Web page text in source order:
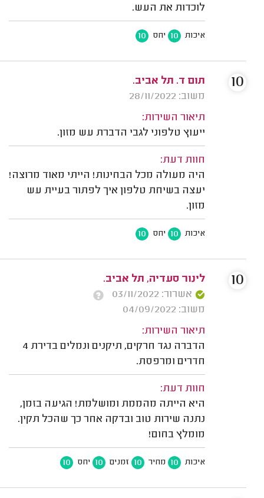
לוכדות את העש.
איכות 10 יחס 10
תום ד. תל אביב.
משוב: 28/11/2022
תיאור השירות:
ייעוץ טלפוני לגבי הדברת עש מזון.
חוות דעת:
היה מעולה מכל הבחינות! הייתי מאוד מרוצה!
יעצה בשיחת טלפון איך לפתור בעיית עש
מזון.
איכות 10 יחס 10
10
לינור סעדיה, תל אביב.
אשרור: 03/11/2022
משוב: 04/09/2022
תיאור השירות:
הדברה נגד חרקים, תיקנים ונמלים בדירת 4
חדרים ומרפסת.
חוות דעת:
היא הייתה מהממת ומושלמת! הגיעה בזמן,
נתנה שירות טוב ובדקה אחר כך שהכל תקין.
מומלץ בחום!
איכות 10 מחיר 10 זמנים 10 יחס 10
10